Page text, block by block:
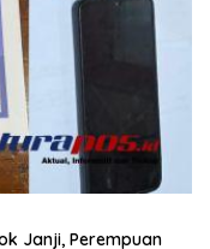
Janji, Perempuan